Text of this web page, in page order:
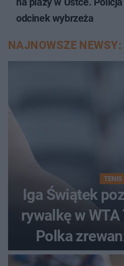
odcinek wybrzeża
NAJNOWSZE NEWSY:
TENIS
Iga Świątek
rywalkę w
Polka
ostatnią